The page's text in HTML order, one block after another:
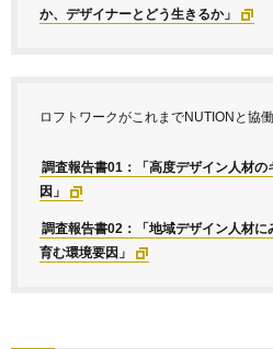
か、デザイナーとどう生きるか」
ロフトワークがこれまでNUTIONと協
調査報告書01：「高度デザイン人材
因」
調査報告書02：「地域デザイン人材
育む環境要因」